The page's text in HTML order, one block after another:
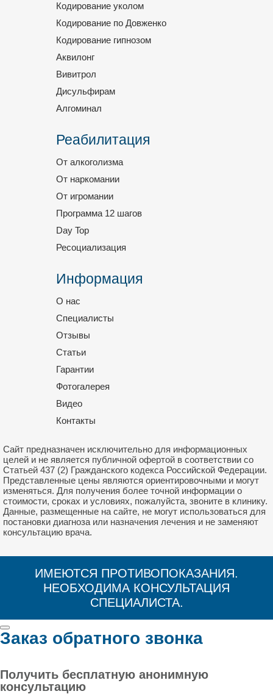
Кодирование уколом
Кодирование по Довженко
Кодирование гипнозом
Аквилонг
Вивитрол
Дисульфирам
Алгоминал
Реабилитация
От алкоголизма
От наркомании
От игромании
Программа 12 шагов
Day Top
Ресоциализация
Информация
О нас
Специалисты
Отзывы
Статьи
Гарантии
Фотогалерея
Видео
Контакты
Сайт предназначен исключительно для информационных
целей и не является публичной офертой в соответствии со
Статьей 437 (2) Гражданского кодекса Российской Федерации.
Представленные цены являются ориентировочными и могут
изменяться. Для получения более точной информации о
стоимости, сроках и условиях, пожалуйста, звоните в клинику.
Данные, размещенные на сайте, не могут использоваться для
постановки диагноза или назначения лечения и не заменяют
консультацию врача.
ИМЕЮТСЯ ПРОТИВОПОКАЗАНИЯ.
НЕОБХОДИМА КОНСУЛЬТАЦИЯ
СПЕЦИАЛИСТА.
Заказ обратного звонка
Получить бесплатную анонимную
консультацию